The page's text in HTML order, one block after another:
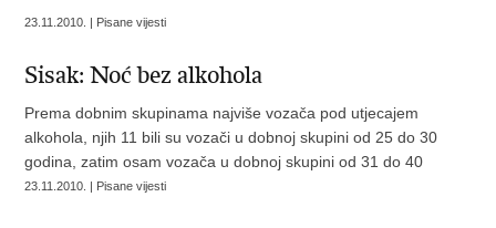
23.11.2010. | Pisane vijesti
Sisak: Noć bez alkohola
Prema dobnim skupinama najviše vozača pod utjecajem
alkohola, njih 11 bili su vozači u dobnoj skupini od 25 do 30
godina, zatim osam vozača u dobnoj skupini od 31 do 40
23.11.2010. | Pisane vijesti